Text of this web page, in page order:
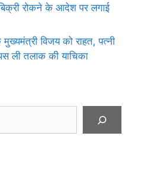
रोकने के आदेश पर लगाई
विजय को राहत, पत्नी
ली तलाक की याचिका